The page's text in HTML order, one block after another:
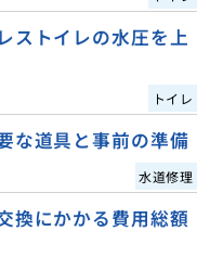
ストイレの水圧を上
トイレ
な道具と事前の準備
水道修理
換にかかる費用総額